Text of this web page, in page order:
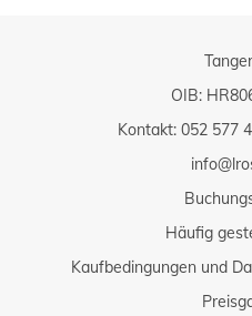
OIB:
Kontakt: 052 577
Häufig
Kaufbedingungen und